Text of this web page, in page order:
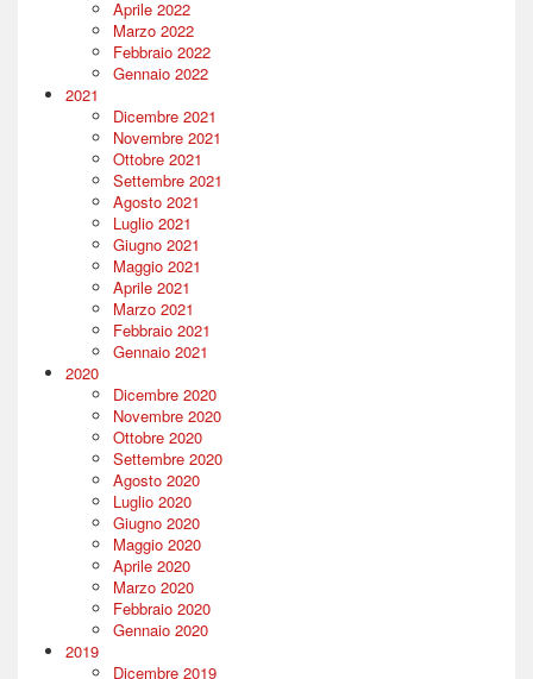
Aprile 2022
Marzo 2022
Febbraio 2022
Gennaio 2022
2021
Dicembre 2021
Novembre 2021
Ottobre 2021
Settembre 2021
Agosto 2021
Luglio 2021
Giugno 2021
Maggio 2021
Aprile 2021
Marzo 2021
Febbraio 2021
Gennaio 2021
2020
Dicembre 2020
Novembre 2020
Ottobre 2020
Settembre 2020
Agosto 2020
Luglio 2020
Giugno 2020
Maggio 2020
Aprile 2020
Marzo 2020
Febbraio 2020
Gennaio 2020
2019
Dicembre 2019